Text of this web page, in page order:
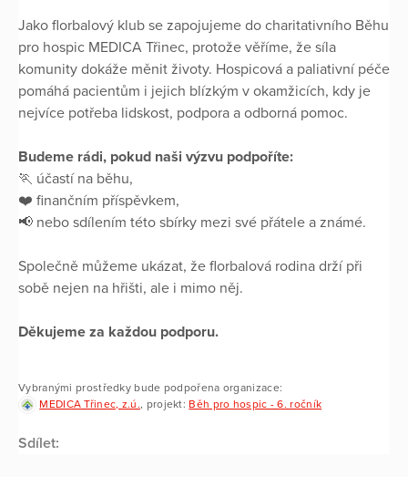
Jako florbalový klub se zapojujeme do charitativního Běhu
pro hospic MEDICA Třinec, protože věříme, že síla
komunity dokáže měnit životy. Hospicová a paliativní péče
pomáhá pacientům i jejich blízkým v okamžicích, kdy je
nejvíce potřeba lidskost, podpora a odborná pomoc.
Budeme rádi, pokud naši výzvu podpoříte:
🏃 účastí na běhu,
❤️ finančním příspěvkem,
📢 nebo sdílením této sbírky mezi své přátele a známé.
Společně můžeme ukázat, že florbalová rodina drží při
sobě nejen na hřišti, ale i mimo něj.
Děkujeme za každou podporu.
Vybranými prostředky bude podpořena organizace:
MEDICA Třinec, z.ú., projekt: Běh pro hospic - 6. ročník
Sdílet: